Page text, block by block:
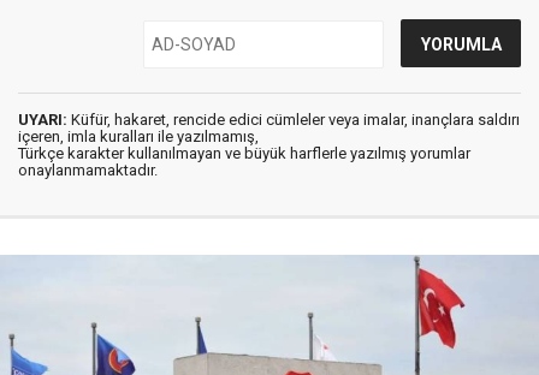
UYARI: Küfür, hakaret, rencide edici cümleler veya imalar, inançlara saldırı
içeren, imla kuralları ile yazılmamış,
Türkçe karakter kullanılmayan ve büyük harflerle yazılmış yorumlar
onaylanmamaktadır.